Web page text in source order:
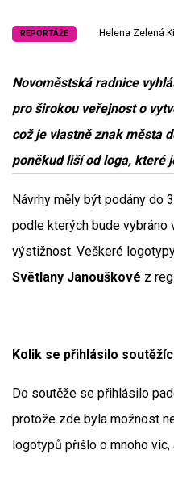
REPORTÁŽE Helena Zelená
Novoměstská radnice
pro širokou veřejnost o
což je vlastně znak města
poněkud liší od loga, které
Návrhy měly být podány do
podle kterých bude vybráno
výstižnost. Veškeré
Světlany Janouškové z
Kolik se přihlásilo
Do soutěže se přihlásilo
protože zde byla možnost
logotypů přišlo o mnoho